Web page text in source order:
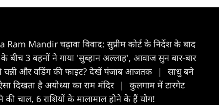
Mandir चढ़ावा विवाद: सुप्रीम कोर्ट के निर्देश के बाद
के बीच 3 बहनों ने गाया 'सुब्हान अल्लाह', आवाज सुन बार-बार
और वडिंग की फाइट? देखें पंजाब आजतक |
साधु बने
दिखता है अयोध्या का राम मंदिर |
कुलगाम में टारगेट
चाल, 6 राशियों के मालामाल होने के हैं योग!